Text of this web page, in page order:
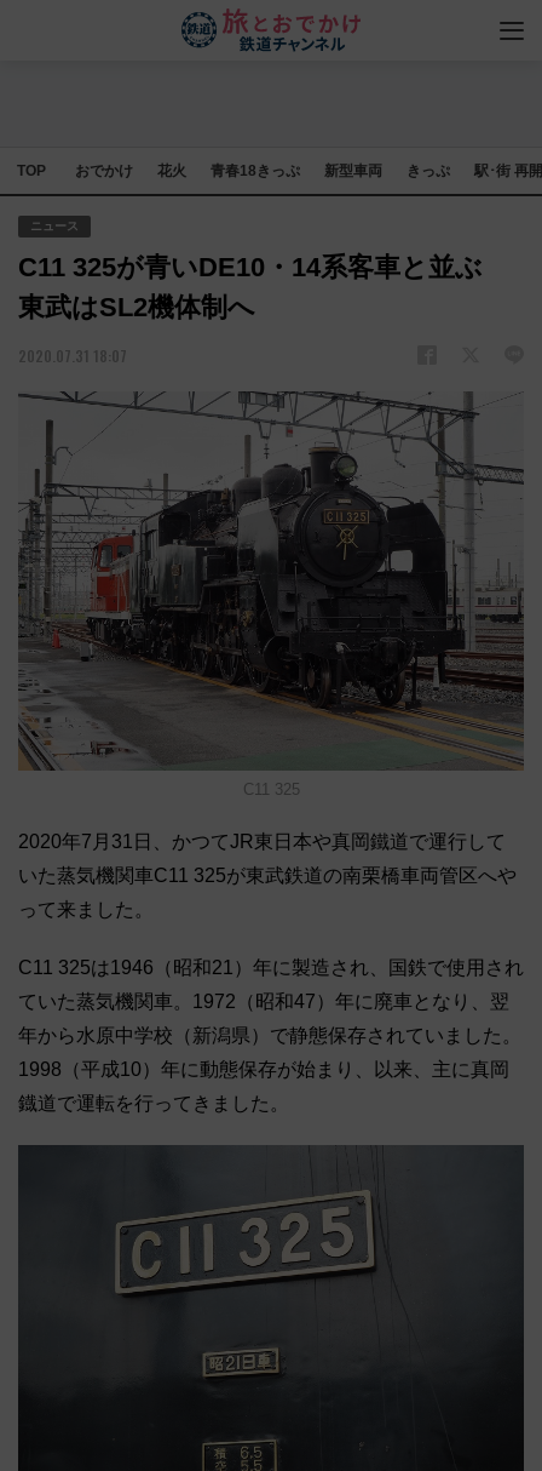
TOP おでかけ 花火 青春18きっぷ 新型車両 きっぷ 駅･街 再
ニュース
C11 325が青いDE10・14系客車と並ぶ
東武はSL2機体制へ
2020.07.31 18:07
C11 325
2020年7月31日、かつてJR東日本や真岡鐵道で運行して
いた蒸気機関車C11 325が東武鉄道の南栗橋車両管区へや
って来ました。
C11 325は1946（昭和21）年に製造され、国鉄で使用され
ていた蒸気機関車。1972（昭和47）年に廃車となり、翌
年から水原中学校（新潟県）で静態保存されていました。
1998（平成10）年に動態保存が始まり、以来、主に真岡
鐡道で運転を行ってきました。